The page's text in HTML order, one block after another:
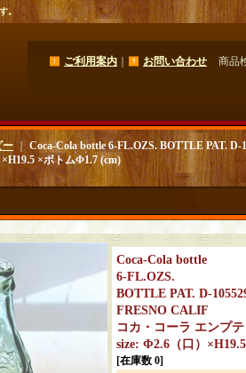
。
ご利用案内 お問い合わせ 商品
ー ｜ Coca-Cola bottle 6-FL.OZS. BOTTLE PAT.
×ボトムΦ1.7 (cm)
Coca-Cola bottle
6-FL.OZS.
BOTTLE PAT. D-
FRESNO CALIF
コカ・コーラ エンプ
size: Φ2.6（口）
[在庫数 0]